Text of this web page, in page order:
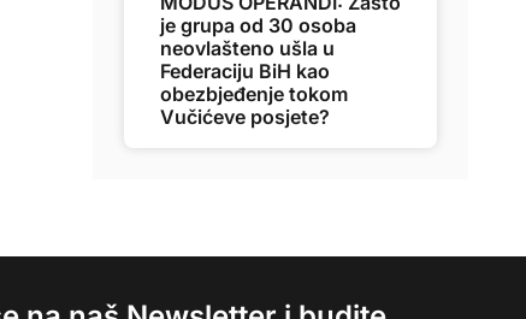
je grupa od 30 osoba
neovlašteno ušla u
Federaciju BiH kao
obezbjeđenje tokom
Vučićeve posjete?